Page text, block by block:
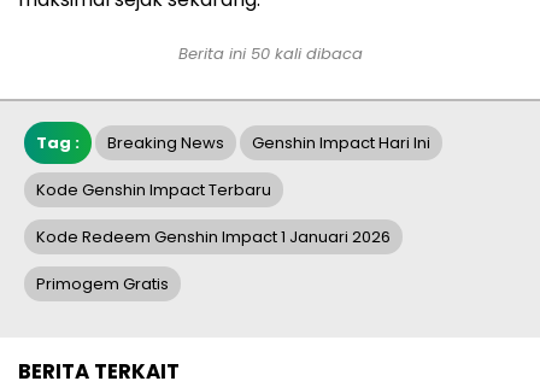
Berita ini 50 kali dibaca
Tag : Breaking News Genshin Impact Hari Ini
Kode Genshin Impact Terbaru
Kode Redeem Genshin Impact 1 Januari 2026
Primogem Gratis
BERITA TERKAIT